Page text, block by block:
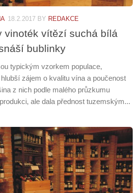
18.2.2017 BY REDAKCE
vinoték vítězí suchá bílá
bublinky
typickým vzorkem populace,
zájem o kvalitu vína a poučenost
z nich podle malého průzkumu
ale dala přednost tuzemským...